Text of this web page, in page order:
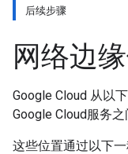
后续步骤
网络边
Google Cloud 从以
Google Cloud服务之
这些位置通过以下